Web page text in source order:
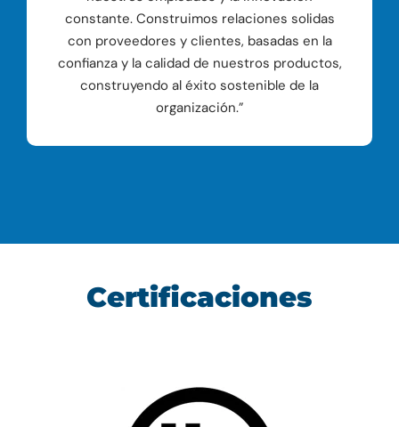
constante. Construimos relaciones solidas
con proveedores y clientes, basadas en la
confianza y la calidad de nuestros productos,
construyendo al éxito sostenible de la
organización.”
Certificaciones